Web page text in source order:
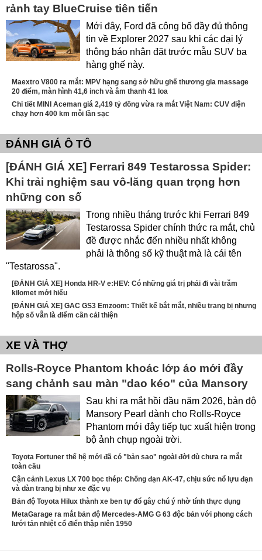
rảnh tay BlueCruise tiên tiến
Mới đây, Ford đã công bố đầy đủ thông
tin về Explorer 2027 sau khi các đại lý
thông báo nhận đặt trước mẫu SUV ba
hàng ghế này.
Maextro V800 ra mắt: MPV hạng sang sở hữu ghế thương gia massage
20 điểm, màn hình 41,6 inch và âm thanh 41 loa
Chi tiết MINI Aceman giá 2,419 tỷ đồng vừa ra mắt Việt Nam: CUV điện
chạy hơn 400 km mỗi lần sạc
ĐÁNH GIÁ Ô TÔ
[ĐÁNH GIÁ XE] Ferrari 849 Testarossa Spider:
Khi trải nghiệm sau vô-lăng quan trọng hơn
những con số
Trong nhiều tháng trước khi Ferrari 849
Testarossa Spider chính thức ra mắt, chủ
đề được nhắc đến nhiều nhất không
phải là thông số kỹ thuật mà là cái tên
"Testarossa".
[ĐÁNH GIÁ XE] Honda HR-V e:HEV: Có những giá trị phải đi vài trăm
kilomet mới hiểu
[ĐÁNH GIÁ XE] GAC GS3 Emzoom: Thiết kế bắt mắt, nhiều trang bị nhưng
hộp số vẫn là điểm cần cải thiện
XE VÀ THỢ
Rolls-Royce Phantom khoác lớp áo mới đầy
sang chảnh sau màn "dao kéo" của Mansory
Sau khi ra mắt hồi đầu năm 2026, bản độ
Mansory Pearl dành cho Rolls-Royce
Phantom mới đây tiếp tục xuất hiện trong
bộ ảnh chụp ngoài trời.
Toyota Fortuner thế hệ mới đã có "bản sao" ngoài đời dù chưa ra mắt
toàn cầu
Cận cảnh Lexus LX 700 bọc thép: Chống đạn AK-47, chịu sức nổ lựu đạn
và dàn trang bị như xe đặc vụ
Bản độ Toyota Hilux thành xe ben tự đổ gây chú ý nhờ tính thực dụng
MetaGarage ra mắt bản độ Mercedes-AMG G 63 độc bản với phong cách
lưới tản nhiệt cổ điển thập niên 1950